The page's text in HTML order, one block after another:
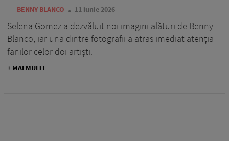
— BENNY BLANCO 11 iunie 2026
Selena Gomez a dezvăluit noi imagini alături de Benny
Blanco, iar una dintre fotografii a atras imediat atenția
fanilor celor doi artiști.
+ MAI MULTE